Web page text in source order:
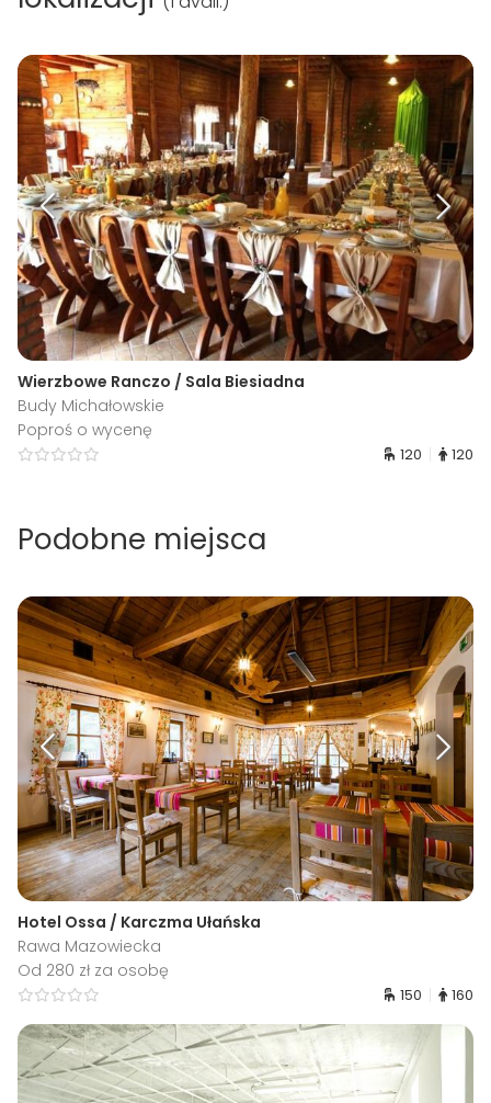
Wierzbowe Ranczo / Sala Biesiadna
Budy Michałowskie
Poproś o wycenę
120 120
Podobne miejsca
Hotel Ossa / Karczma Ułańska
Rawa Mazowiecka
Od 280 zł za osobę
150 160